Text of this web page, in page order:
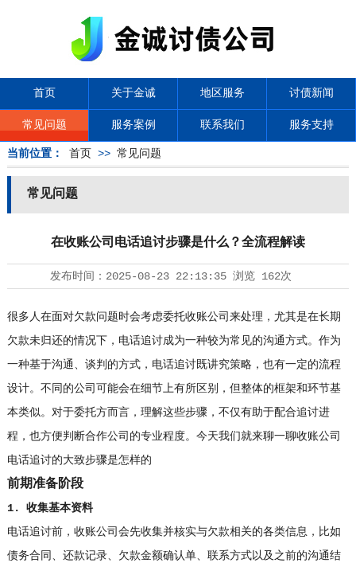
首页 关于金诚 地区服务 讨债新闻
常见问题 服务案例 联系我们 服务支持
当前位置： 首页 >> 常见问题
常见问题
在收账公司电话追讨步骤是什么？全流程解读
发布时间： 2025-08-23 22:13:35浏览 162次
很多人在面对欠款问题时会考虑委托收账公司来处理，尤其是在长期
欠款未归还的情况下，电话追讨成为一种较为常见的沟通方式。作为
一种基于沟通、谈判的方式，电话追讨既讲究策略，也有一定的流程
设计。不同的公司可能会在细节上有所区别，但整体的框架和环节基
本类似。对于委托方而言，理解这些步骤，不仅有助于配合追讨进
程，也方便判断合作公司的专业程度。今天我们就来聊一聊收账公司
电话追讨的大致步骤是怎样的
前期准备阶段
1. 收集基本资料
电话追讨前，收账公司会先收集并核实与欠款相关的各类信息，比如
债务合同、还款记录、欠款金额确认单、联系方式以及之前的沟通结